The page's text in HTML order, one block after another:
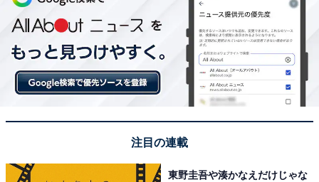
注目の連載
東野圭吾や湊かなえだけじゃな